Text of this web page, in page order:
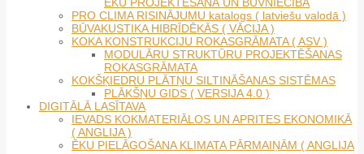
ĒKU PROJEKTĒŠANĀ UN BŪVNIECĪBĀ
PRO CLIMA RISINĀJUMU katalogs ( latviešu valodā )
BŪVAKUSTIKA HIBRĪDĒKĀS ( VĀCIJA )
KOKA KONSTRUKCIJU ROKASGRĀMATA ( ASV )
MODULĀRU STRUKTŪRU PROJEKTĒŠANAS
ROKASGRĀMATA
KOKŠĶIEDRU PLĀTŅU SILTINĀŠANAS SISTĒMAS
PLĀKŠŅU GIDS ( VERSIJA 4.0 )
DIGITĀLĀ LASĪTAVA
IEVADS KOKMATERIĀLOS UN APRITES EKONOMIKĀ
( ANGLIJA )
ĒKU PIELĀGOŠANA KLIMATA PĀRMAIŅĀM ( ANGLIJA